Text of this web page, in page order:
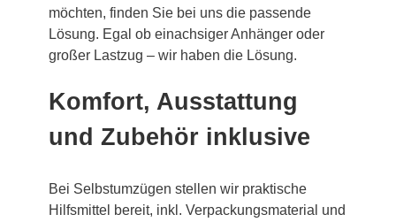
möchten, finden Sie bei uns die passende
Lösung. Egal ob einachsiger Anhänger oder
großer Lastzug – wir haben die Lösung.
Komfort, Ausstattung
und Zubehör inklusive
Bei Selbstumzügen stellen wir praktische
Hilfsmittel bereit, inkl. Verpackungsmaterial und